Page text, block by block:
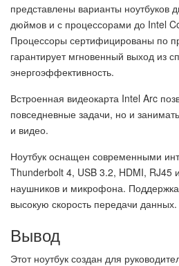
представлены варианты ноутбуков
дюймов и с процессорами до Intel
Процессоры сертифицированы по
гарантирует мгновенный выход из
энергоэффективность.
Встроенная видеокарта Intel Arc
повседневные задачи, но и
и видео.
Ноутбук оснащен современными
Thunderbolt 4, USB 3.2, HDMI, RJ45
наушников и микрофона.
высокую скорость передачи данных.
Вывод
Этот ноутбук создан для